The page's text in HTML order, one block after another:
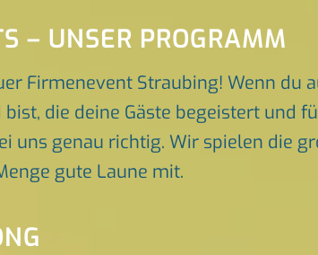
– UNSER PROGRAMM
Firmenevent Straubing! Wenn du
die deine Gäste begeistert und
uns genau richtig. Wir spielen die
gute Laune mit.